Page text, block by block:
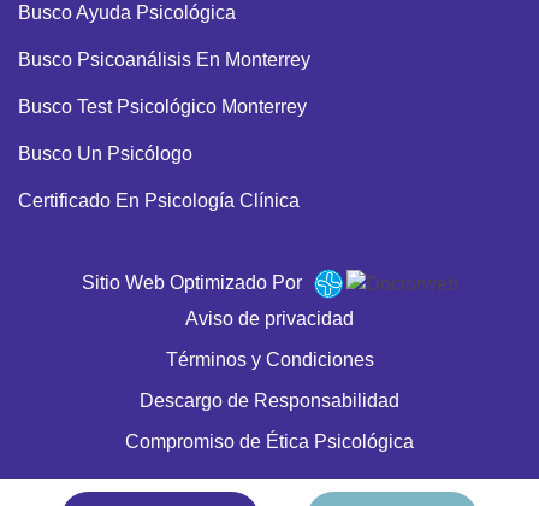
Busco Ayuda Psicológica
Busco Psicoanálisis En Monterrey
Busco Test Psicológico Monterrey
Busco Un Psicólogo
Certificado En Psicología Clínica
Cita Con Psicólogo Deportivo
Clinicas De Psicología Cerca
Clinicas De Psicoterapia Cerca
Clínica De Psicología
Sitio Web Optimizado Por
Aviso de privacidad
Términos y Condiciones
Descargo de Responsabilidad
Compromiso de Ética Psicológica